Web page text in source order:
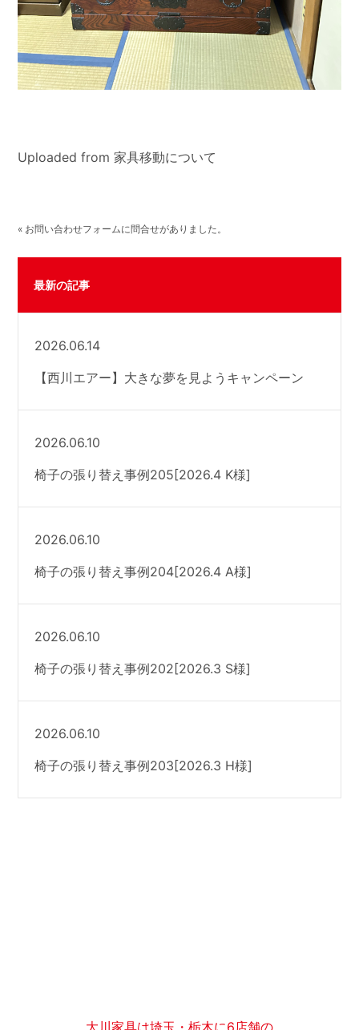
Uploaded from 家具移動について
« お問い合わせフォームに問合せがありました。
最新の記事
2026.06.14
【西川エアー】大きな夢を見ようキャンペーン
2026.06.10
椅子の張り替え事例205[2026.4 K様]
2026.06.10
椅子の張り替え事例204[2026.4 A様]
2026.06.10
椅子の張り替え事例202[2026.3 S様]
2026.06.10
椅子の張り替え事例203[2026.3 H様]